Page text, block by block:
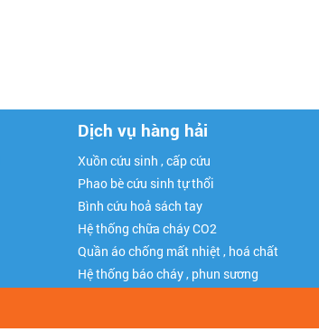
Dịch vụ hàng hải
Xuồn cứu sinh , cấp cứu
Phao bè cứu sinh tự thổi
Bình cứu hoả sách tay
Hệ thống chữa cháy CO2
Quần áo chống mất nhiệt , hoá chất
Hệ thống báo cháy , phun sương